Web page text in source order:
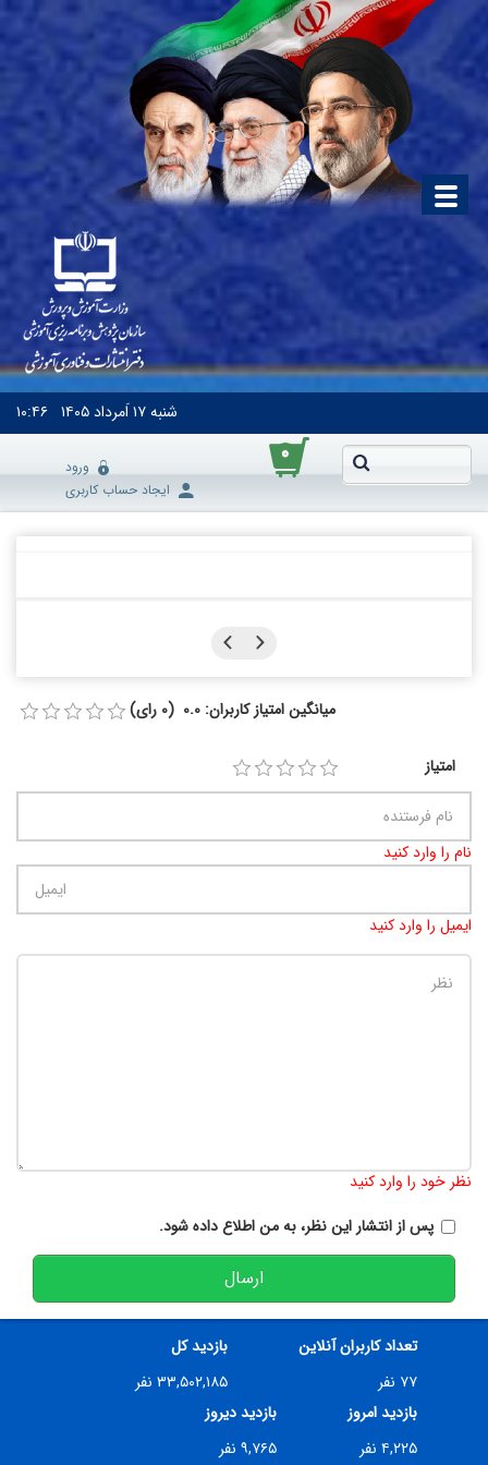
شنبه۱۷ اَمرداد ۱۴۰۵ ۱۰:۴۶
۰
ورود
ایجاد حساب کاربری
میانگین امتیاز کاربران: 0.0 (0 رای)
امتیاز
نام را وارد کنید
ایمیل را وارد کنید
نظر خود را وارد کنید
پس از انتشار این نظر، به من اطلاع داده شود.
ارسال
تعداد کاربران آنلاین
۷۷ نفر
بازدید کل
۳۳,۵۰۲,۱۸۵ نفر
بازدید امروز
۴,۲۲۵ نفر
بازدید دیروز
۹,۷۶۵ نفر